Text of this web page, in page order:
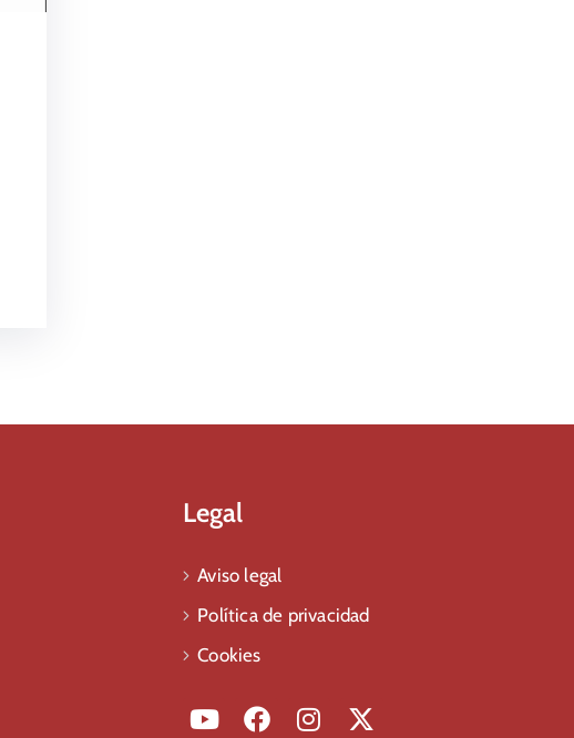
Legal
Aviso legal
Política de privacidad
Cookies